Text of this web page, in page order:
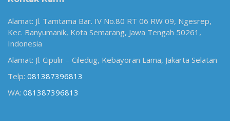
Alamat: Jl. Tamtama Bar. IV No.80 RT 06 RW 09, Ngesrep,
Kec. Banyumanik, Kota Semarang, Jawa Tengah 50261,
Indonesia
Alamat: Jl. Cipulir – Ciledug, Kebayoran Lama, Jakarta Selatan
Telp: 081387396813
WA: 081387396813